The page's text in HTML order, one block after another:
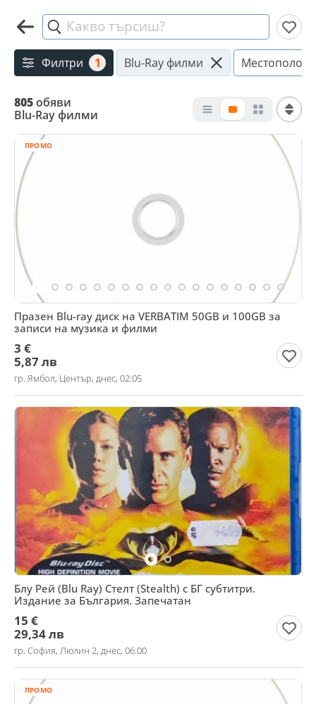
Какво търсиш?
Филтри 1 Blu-Ray филми
805обяви
Blu-Ray филми
ПРОМО
Празен Blu-ray диск на VERBATIM 50GB и 100GB за
записи на музика и филми
3 €
5,87 лв
гр. Ямбол, Център, днес, 02:05
Блу Рей (Blu Ray) Стелт (Stealth) с БГ субтитри.
Издание за България. Запечатан
15 €
29,34 лв
гр. София, Люлин 2, днес, 06:00
ПРОМО